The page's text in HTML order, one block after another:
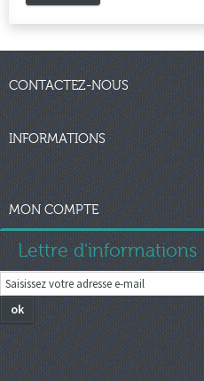
CONTACTEZ-NOUS
INFORMATIONS
MON COMPTE
Lettre d'informations
ok